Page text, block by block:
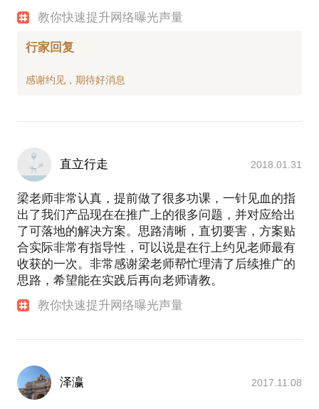
教你快速提升网络曝光声量
行家回复
直立行走 2018.01.31
梁老师非常认真，提前做了很多功课，一针见血的指
出了我们产品现在在推广上的很多问题，并对应给出
了可落地的解决方案。思路清晰，直切要害，方案贴
合实际非常有指导性，可以说是在行上约见老师最有
收获的一次。非常感谢梁老师帮忙理清了后续推广的
思路，希望能在实践后再向老师请教。
教你快速提升网络曝光声量
泽瀛 2017.11.08